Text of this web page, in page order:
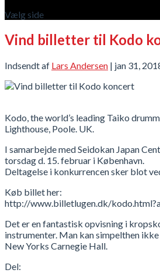
Vælg side
Vind billetter til Kodo
Indsendt af Lars Andersen | jan 31,
Kodo, the world’s leading Taiko
Lighthouse, Poole. UK.
I samarbejde med Seidokan Japan
torsdag d. 15. februar i København.
Deltagelse i konkurrencen sker blot
Køb billet her:
http://www.billetlugen.dk/
Det er en fantastisk opvisning i
instrumenter. Man kan simpelthen
New Yorks Carnegie Hall.
Del: